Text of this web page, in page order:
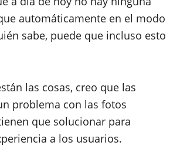
automáticamente en el modo
sabe, puede que incluso esto
las cosas, creo que las
problema con las fotos
que solucionar para
a los usuarios.